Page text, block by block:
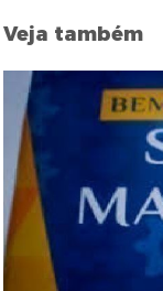
Veja também